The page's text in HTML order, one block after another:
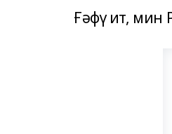
Ғәфү ит, мин